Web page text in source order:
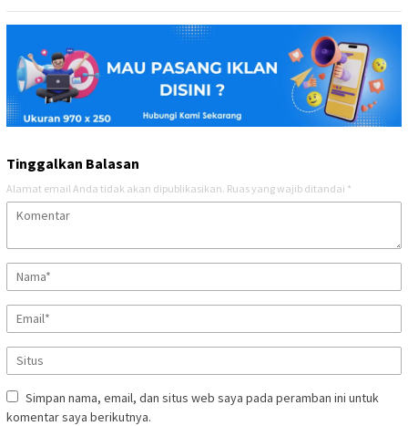
Tinggalkan Balasan
Alamat email Anda tidak akan dipublikasikan. Ruas yang wajib ditandai *
Simpan nama, email, dan situs web saya pada peramban ini untuk
komentar saya berikutnya.